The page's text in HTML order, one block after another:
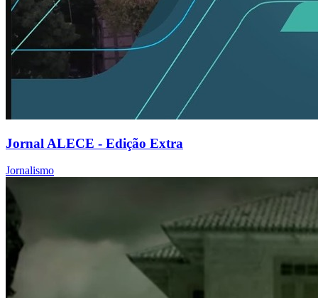
Jornal ALECE - Edição Extra
Jornalismo